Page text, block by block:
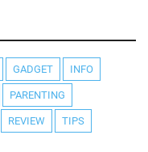
GADGET INFO
PARENTING
REVIEW TIPS